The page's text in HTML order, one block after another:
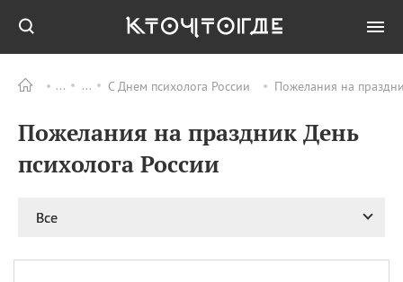
С Днем психолога России Пожелания на
Пожелания на праздник День
психолога России
Все
ПРАЗДНИКИ Все
09.08 День памяти
великомученика и
Николая Чудотворца
11.08 День полета на